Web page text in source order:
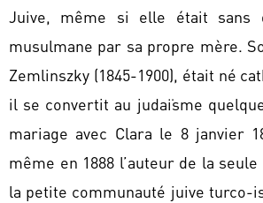
Juive, même si elle était sans
musulmane par sa propre mère.
Zemlinszky (1845-1900), était né
il se convertit au judaïsme
mariage avec Clara le 8 janvier
même en 1888 l’auteur de la
la petite communauté juive turco-